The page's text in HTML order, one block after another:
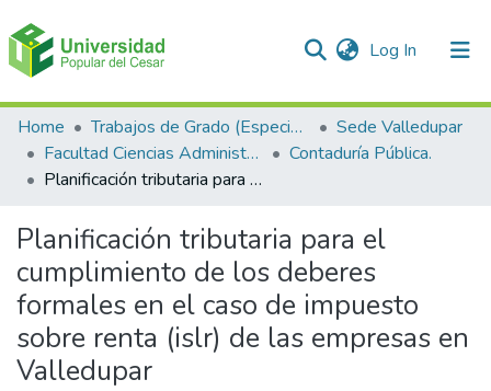
Log In (current)
Communities & Collections
All of DSpace
Home Trabajos de Grado (Especializaciones y Pregrados)
Sede Valledupar
Facultad Ciencias Administrativas Contables y Económicas – Face
Contaduría Pública.
Planificación tributaria para el cumplimiento de los deberes formales en el caso de impuesto sobre renta (islr) de las empresas en Valledupar
Planificación tributaria para el
cumplimiento de los deberes
formales en el caso de impuesto
sobre renta (islr) de las empresas en
Valledupar